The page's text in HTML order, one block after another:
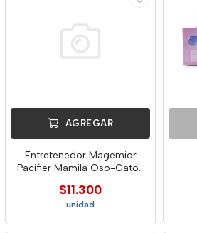
AGREGAR
Entretenedor Magemior
Pacifier Mamila Oso-Gato-
$11.300
unidad